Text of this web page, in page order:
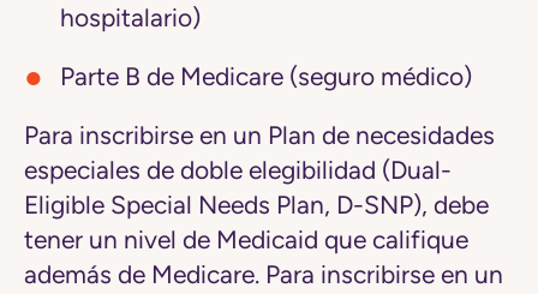
hospitalario)
Parte B de Medicare (seguro médico)
Para inscribirse en un Plan de necesidades
especiales de doble elegibilidad (Dual-
Eligible Special Needs Plan, D-SNP), debe
tener un nivel de Medicaid que califique
además de Medicare. Para inscribirse en un